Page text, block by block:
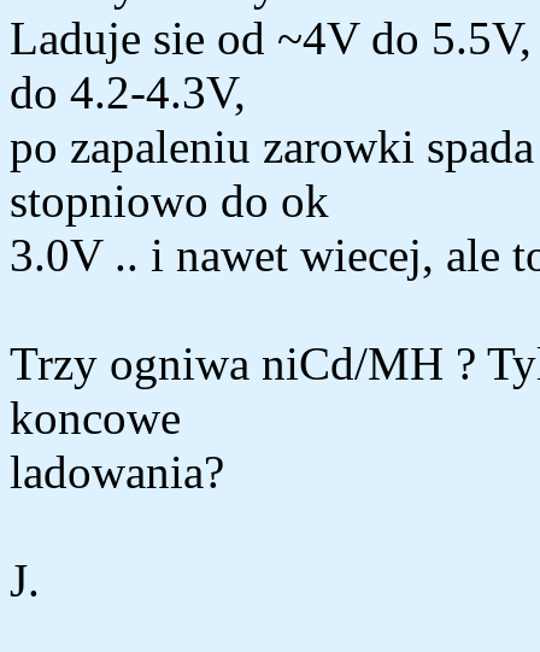
Laduje sie od ~4V do
do 4.2-4.3V,
po zapaleniu zarowki
stopniowo do ok
3.0V .. i nawet wiecej, ale
Trzy ogniwa niCd/MH ?
koncowe
ladowania?
J.